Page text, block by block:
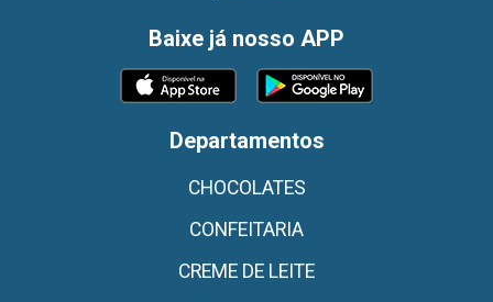
Baixe já nosso APP
Departamentos
CHOCOLATES
CONFEITARIA
CREME DE LEITE